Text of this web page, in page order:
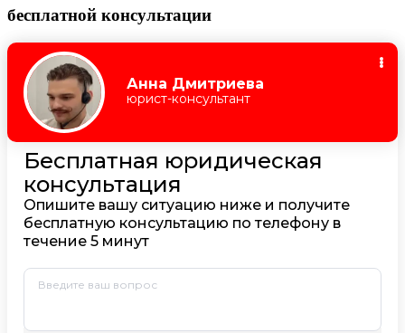
бесплатной консультации